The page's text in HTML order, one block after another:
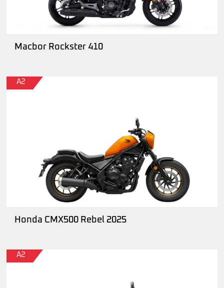
Macbor Rockster 410
A2
Honda CMX500 Rebel 2025
A2